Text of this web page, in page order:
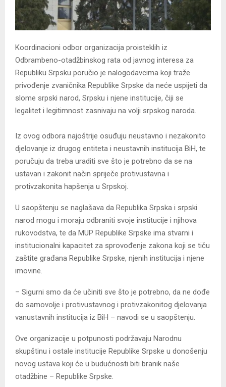
Koordinacioni odbor organizacija proisteklih iz
Odbrambeno-otadžbinskog rata od javnog interesa za
Republiku Srpsku poručio je nalogodavcima koji traže
privođenje zvaničnika Republike Srpske da neće uspijeti da
slome srpski narod, Srpsku i njene institucije, čiji se
legalitet i legitimnost zasnivaju na volji srpskog naroda.
Iz ovog odbora najoštrije osuđuju neustavno i nezakonito
djelovanje iz drugog entiteta i neustavnih institucija BiH, te
poručuju da treba uraditi sve što je potrebno da se na
ustavan i zakonit način spriječe protivustavna i
protivzakonita hapšenja u Srpskoj.
U saopštenju se naglašava da Republika Srpska i srpski
narod mogu i moraju odbraniti svoje institucije i njihova
rukovodstva, te da MUP Republike Srpske ima stvarni i
institucionalni kapacitet za sprovođenje zakona koji se tiču
zaštite građana Republike Srpske, njenih institucija i njene
imovine.
– Sigurni smo da će učiniti sve što je potrebno, da ne dođe
do samovolje i protivustavnog i protivzakonitog djelovanja
vanustavnih institucija iz BiH – navodi se u saopštenju.
Ove organizacije u potpunosti podržavaju Narodnu
skupštinu i ostale institucije Republike Srpske u donošenju
novog ustava koji će u budućnosti biti branik naše
otadžbine – Republike Srpske.